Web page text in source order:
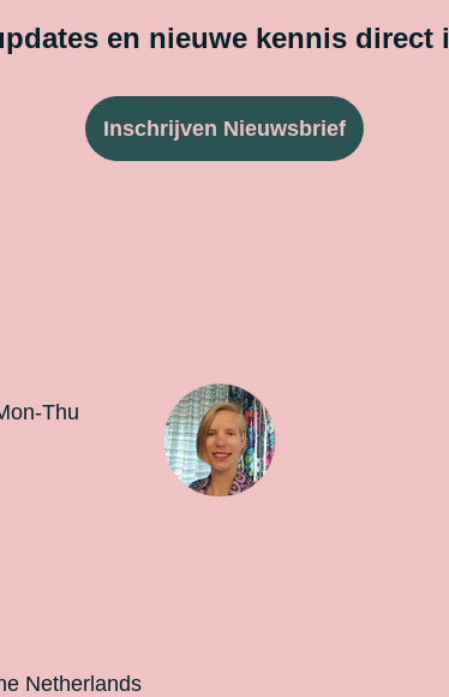
en nieuwe kennis direct
Inschrijven Nieuwsbrief
Thu
Netherlands